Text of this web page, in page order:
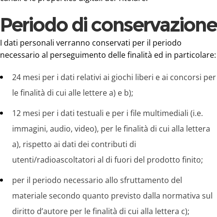
Periodo di conservazione
I dati personali verranno conservati per il periodo
necessario al perseguimento delle finalità ed in particolare:
24 mesi per i dati relativi ai giochi liberi e ai concorsi per
le finalità di cui alle lettere a) e b);
12 mesi per i dati testuali e per i file multimediali (i.e.
immagini, audio, video), per le finalità di cui alla lettera
a), rispetto ai dati dei contributi di
utenti/radioascoltatori al di fuori del prodotto finito;
per il periodo necessario allo sfruttamento del
materiale secondo quanto previsto dalla normativa sul
diritto d’autore per le finalità di cui alla lettera c);